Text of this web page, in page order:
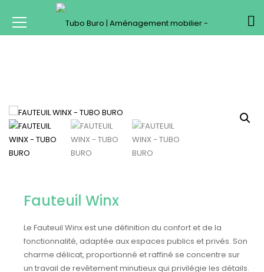
Fauteuil Winx
Le Fauteuil Winx est une définition du confort et de la
fonctionnalité, adaptée aux espaces publics et privés. Son
charme délicat, proportionné et raffiné se concentre sur
un travail de revêtement minutieux qui privilégie les détails.